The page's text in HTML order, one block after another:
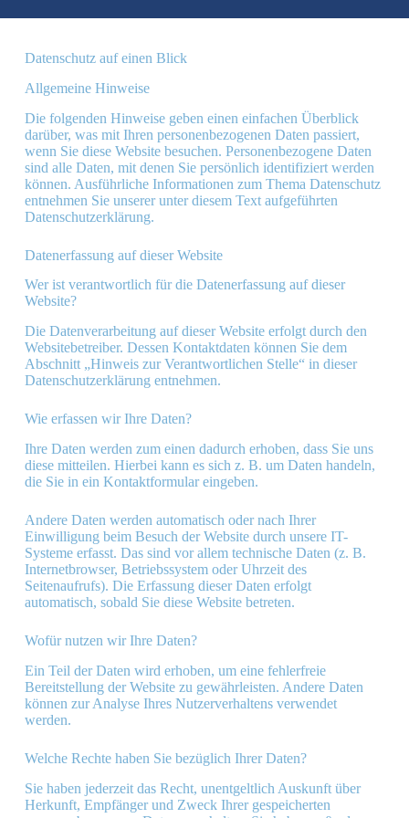
Datenschutz auf einen Blick
Allgemeine Hinweise
Die folgenden Hinweise geben einen einfachen Überblick
darüber, was mit Ihren personenbezogenen Daten passiert,
wenn Sie diese Website besuchen. Personenbezogene Daten
sind alle Daten, mit denen Sie persönlich identifiziert werden
können. Ausführliche Informationen zum Thema Datenschutz
entnehmen Sie unserer unter diesem Text aufgeführten
Datenschutzerklärung.
Datenerfassung auf dieser Website
Wer ist verantwortlich für die Datenerfassung auf dieser
Website?
Die Datenverarbeitung auf dieser Website erfolgt durch den
Websitebetreiber. Dessen Kontaktdaten können Sie dem
Abschnitt „Hinweis zur Verantwortlichen Stelle“ in dieser
Datenschutzerklärung entnehmen.
Wie erfassen wir Ihre Daten?
Ihre Daten werden zum einen dadurch erhoben, dass Sie uns
diese mitteilen. Hierbei kann es sich z. B. um Daten handeln,
die Sie in ein Kontaktformular eingeben.
Andere Daten werden automatisch oder nach Ihrer
Einwilligung beim Besuch der Website durch unsere IT-
Systeme erfasst. Das sind vor allem technische Daten (z. B.
Internetbrowser, Betriebssystem oder Uhrzeit des
Seitenaufrufs). Die Erfassung dieser Daten erfolgt
automatisch, sobald Sie diese Website betreten.
Wofür nutzen wir Ihre Daten?
Ein Teil der Daten wird erhoben, um eine fehlerfreie
Bereitstellung der Website zu gewährleisten. Andere Daten
können zur Analyse Ihres Nutzerverhaltens verwendet
werden.
Welche Rechte haben Sie bezüglich Ihrer Daten?
Sie haben jederzeit das Recht, unentgeltlich Auskunft über
Herkunft, Empfänger und Zweck Ihrer gespeicherten